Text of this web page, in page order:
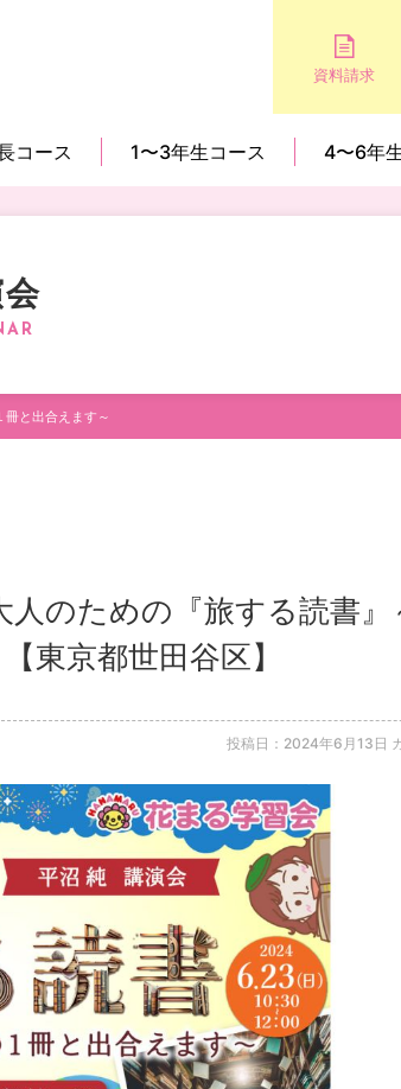
資料請求
コース 1〜3年生コース 4〜6年
と出合えます～
のための『旅する読書』
東京都世田谷区】
投稿日：2024年6月13日